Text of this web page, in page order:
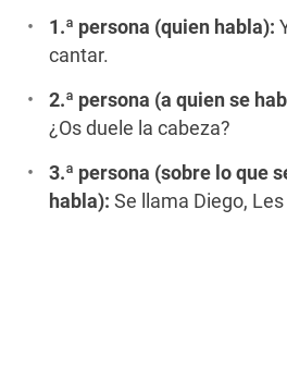
1.ª persona (quien habla):
cantar.
2.ª persona (a quien se
¿Os duele la cabeza?
3.ª persona (sobre lo que
habla): Se llama Diego,